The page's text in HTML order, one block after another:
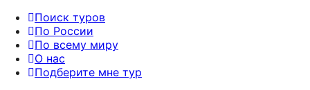
Поиск туров
По России
По всему миру
О нас
Подберите мне тур